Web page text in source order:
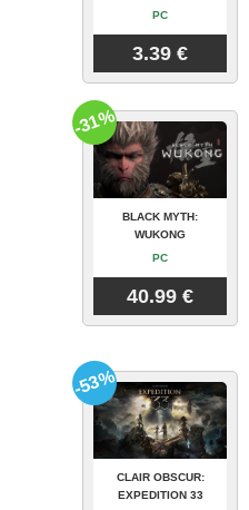
PC
3.39 €
BLACK MYTH:
WUKONG
PC
40.99 €
-31%
CLAIR OBSCUR:
EXPEDITION 33
-53%